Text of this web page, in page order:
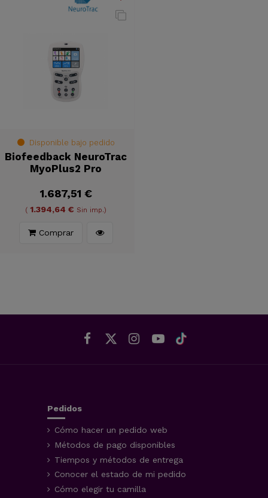
Disponible bajo pedido
Biofeedback NeuroTrac
MyoPlus2 Pro
1.687,51 €
(1.394,64 € Sin imp.)
Comprar
Pedidos
Cómo hacer un pedido web
Métodos de pago disponibles
Tiempos y métodos de entrega
Conocer el estado de mi pedido
Cómo elegir tu camilla